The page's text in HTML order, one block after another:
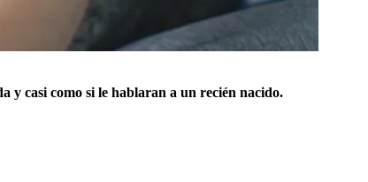
y casi como si le hablaran a un recién nacido.